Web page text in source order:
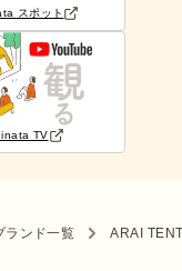
スポット
TV
ランド一覧 ARAI